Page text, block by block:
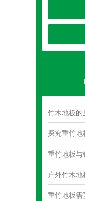
竹木地板
探究重竹
重竹地板与
户外竹木
重竹地板